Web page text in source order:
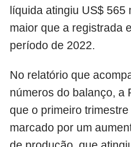
líquida atingiu US$ 565
maior que a registrada
período de 2022.
No relatório que
números do balanço, a
que o primeiro
marcado por um